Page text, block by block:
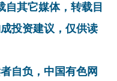
自其它媒体，转载目
投资建议，仅供读
自负，中国有色网